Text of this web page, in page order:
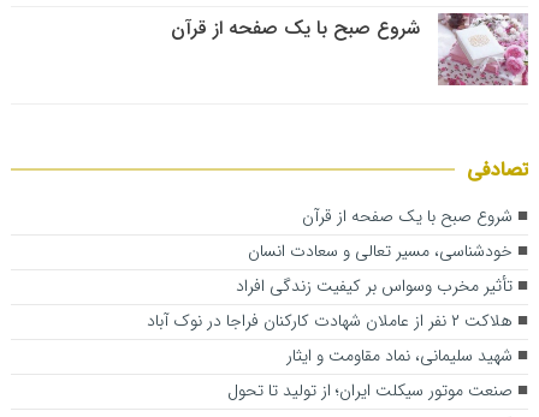
شروع صبح با یک صفحه از قرآن
تصادفی
شروع صبح با یک صفحه از قرآن
خودشناسی، مسیر تعالی و سعادت انسان
تأثیر مخرب وسواس بر کیفیت زندگی افراد
هلاکت ۲ نفر از عاملان شهادت کارکنان فراجا در نوک آباد ️
شهید سلیمانی، نماد مقاومت و ایثار
صنعت موتور سیکلت ایران؛ از تولید تا تحول